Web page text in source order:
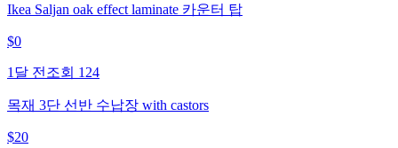
Ikea Saljan oak effect laminate 카운터 탑
$0
1달 전 조회 124
목재 3단 선반 수납장 with castors
$20